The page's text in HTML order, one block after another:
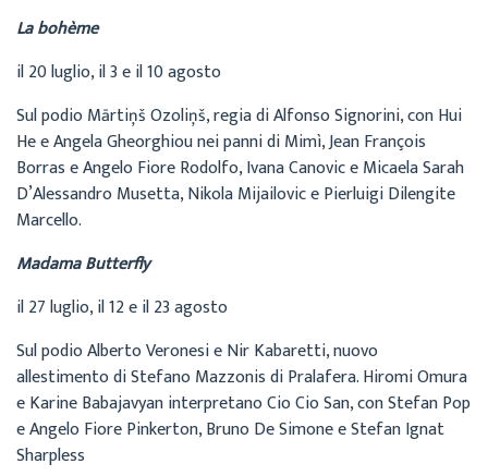
La bohème
il 20 luglio, il 3 e il 10 agosto
Sul podio Mārtiņš Ozoliņš, regia di Alfonso Signorini, con Hui
He e Angela Gheorghiou nei panni di Mimì, Jean François
Borras e Angelo Fiore Rodolfo, Ivana Canovic e Micaela Sarah
D’Alessandro Musetta, Nikola Mijailovic e Pierluigi Dilengite
Marcello.
Madama Butterfly
il 27 luglio, il 12 e il 23 agosto
Sul podio Alberto Veronesi e Nir Kabaretti, nuovo
allestimento di Stefano Mazzonis di Pralafera. Hiromi Omura
e Karine Babajavyan interpretano Cio Cio San, con Stefan Pop
e Angelo Fiore Pinkerton, Bruno De Simone e Stefan Ignat
Sharpless